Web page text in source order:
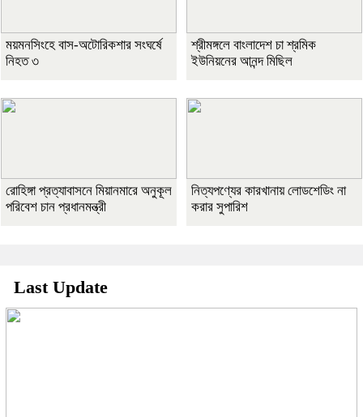
ময়মনসিংহে বাস-অটোরিকশার সংঘর্ষে
নিহত ৩
শ্রীমঙ্গলে বাংলাদেশ চা শ্রমিক
ইউনিয়নের আনন্দ মিছিল
রোহিঙ্গা প্রত্যাবাসনে মিয়ানমারে অনুকূল
পরিবেশ চান প্রধানমন্ত্রী
নিত্যপণ্যের কারখানায় লোডশেডিং না
করার সুপারিশ
Last Update